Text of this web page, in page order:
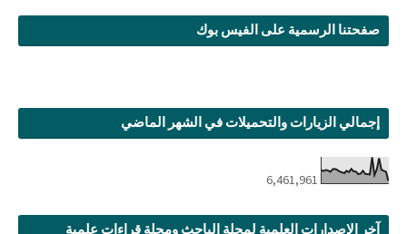
صفحتنا الرسمية على الفيس بوك
إجمالي الزيارات والتحميلات في الشهر الماضي
6,461,961
آخر الإصدارات العلمية لمجلة الباحث ومجلة قراءات علمية